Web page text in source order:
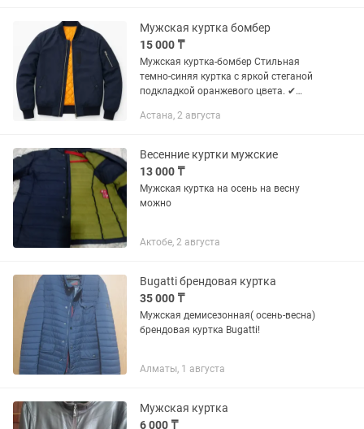
Мужская куртка бомбер
15 000 ₸
Мужская куртка-бомбер Стильная
темно-синяя куртка с яркой стеганой
подкладкой оранжевого цвета. ✔
Застежка на молнию ✔ Два боковых
рукаве на...
Астана, 2 августа
Весенние куртки мужские
13 000 ₸
Мужская куртка на осень на весну
можно
Актобе, 2 августа
Bugatti брендовая куртка
35 000 ₸
Мужская демисезонная( осень-весна)
брендовая куртка Bugatti!
Алматы, 1 августа
Мужская куртка
6 000 ₸